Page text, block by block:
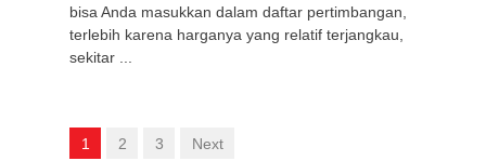
bisa Anda masukkan dalam daftar pertimbangan,
terlebih karena harganya yang relatif terjangkau,
sekitar ...
1 2 3 Next